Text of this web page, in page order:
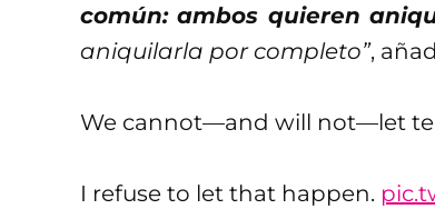
común: ambos quieren
aniquilarla por completo”,
We cannot—and will not—let
I refuse to let that happen.